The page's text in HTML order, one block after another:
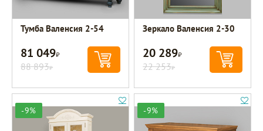
Тумба Валенсия 2-54
81 049Р
88 893Р
Зеркало Валенсия 2-30
20 289Р
22 253Р
-9% -9%